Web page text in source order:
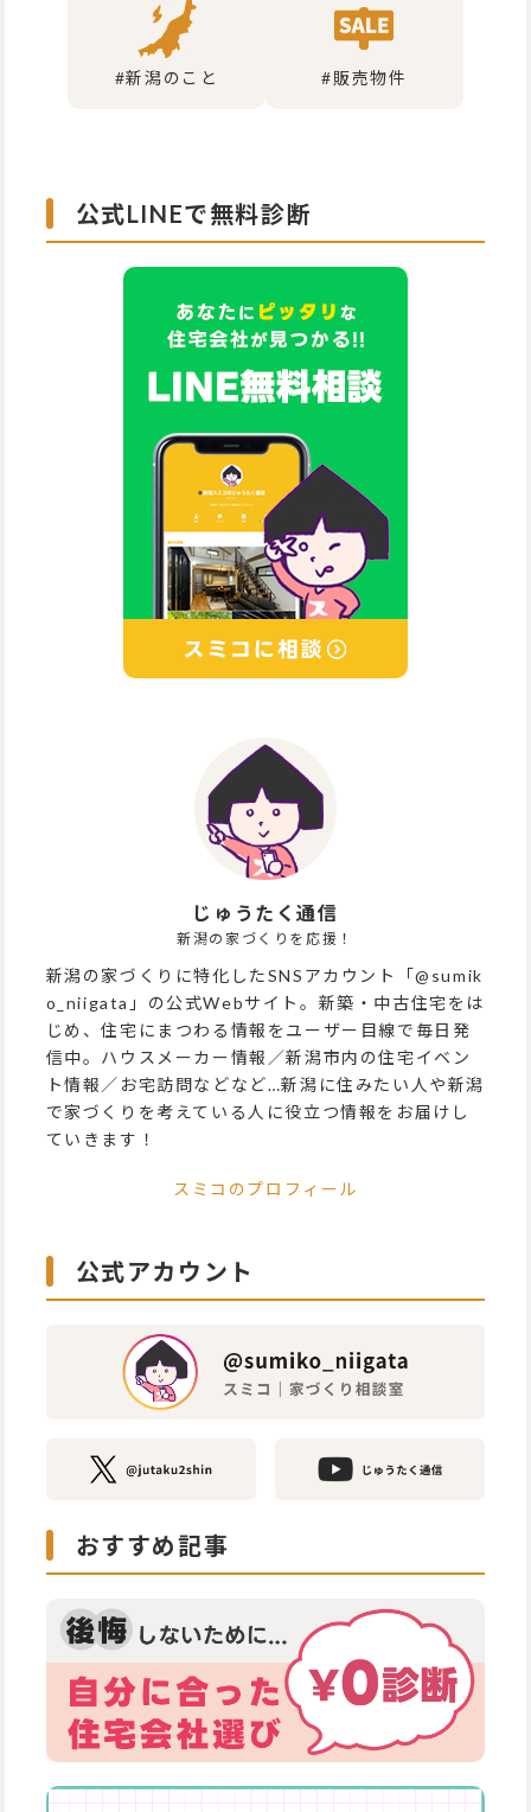
じゅうたく通信
新潟の家づくりを応援！
新潟の家づくりに特化したSNSアカウント「@sumik
o_niigata」の公式Webサイト。新築・中古住宅をは
じめ、住宅にまつわる情報をユーザー目線で毎日発
信中。ハウスメーカー情報／新潟市内の住宅イベン
ト情報／お宅訪問などなど…新潟に住みたい人や新潟
で家づくりを考えている人に役立つ情報をお届けし
ていきます！
スミコのプロフィール
公式アカウント
公式LINEで無料診断
#新潟のこと #販売物件
おすすめ記事